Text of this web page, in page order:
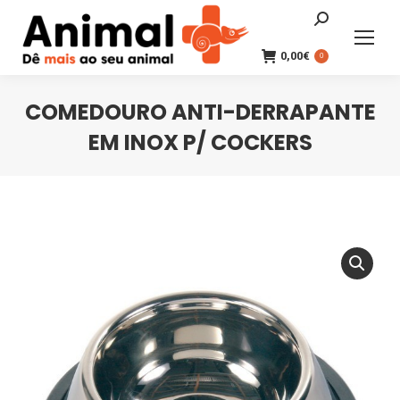
Search:
0,00€ 0
COMEDOURO ANTI-DERRAPANTE
EM INOX P/ COCKERS